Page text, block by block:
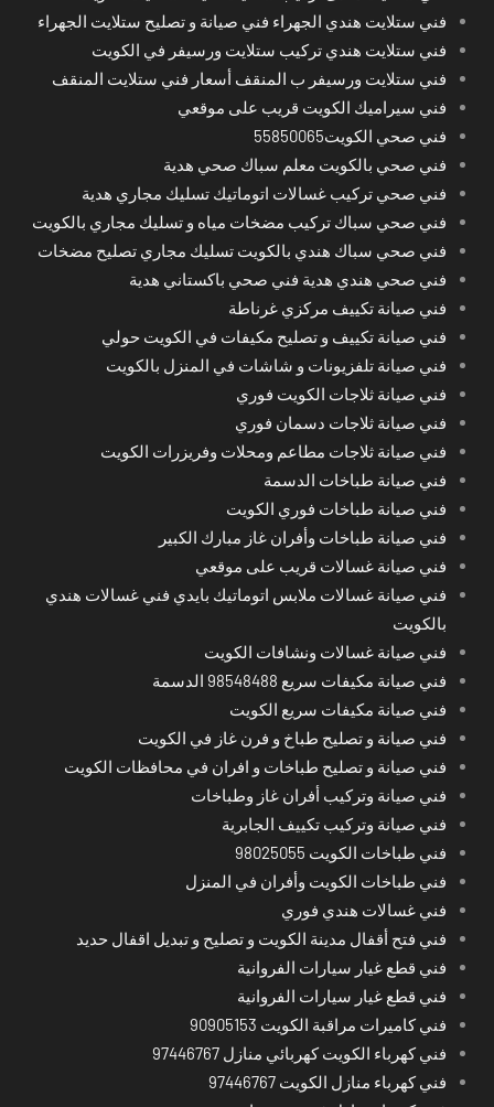
فني ستلايت هندي الجهراء فني صيانة و تصليح ستلايت الجهراء
فني ستلايت هندي تركيب ستلايت ورسيفر في الكويت
فني ستلايت ورسيفر ب المنقف أسعار فني ستلايت المنقف
فني سيراميك الكويت قريب على موقعي
فني صحي الكويت55850065
فني صحي بالكويت معلم سباك صحي هدية
فني صحي تركيب غسالات اتوماتيك تسليك مجاري هدية
فني صحي سباك تركيب مضخات مياه و تسليك مجاري بالكويت
فني صحي سباك هندي بالكويت تسليك مجاري تصليح مضخات
فني صحي هندي هدية فني صحي باكستاني هدية
فني صيانة تكييف مركزي غرناطة
فني صيانة تكييف و تصليح مكيفات في الكويت حولي
فني صيانة تلفزيونات و شاشات في المنزل بالكويت
فني صيانة ثلاجات الكويت فوري
فني صيانة ثلاجات دسمان فوري
فني صيانة ثلاجات مطاعم ومحلات وفريزرات الكويت
فني صيانة طباخات الدسمة
فني صيانة طباخات فوري الكويت
فني صيانة طباخات وأفران غاز مبارك الكبير
فني صيانة غسالات قريب على موقعي
فني صيانة غسالات ملابس اتوماتيك بايدي فني غسالات هندي
بالكويت
فني صيانة غسالات ونشافات الكويت
فني صيانة مكيفات سريع 98548488 الدسمة
فني صيانة مكيفات سريع الكويت
فني صيانة و تصليح طباخ و فرن غاز في الكويت
فني صيانة و تصليح طباخات و افران في محافظات الكويت
فني صيانة وتركيب أفران غاز وطباخات
فني صيانة وتركيب تكييف الجابرية
فني طباخات الكويت 98025055
فني طباخات الكويت وأفران في المنزل
فني غسالات هندي فوري
فني فتح أقفال مدينة الكويت و تصليح و تبديل اقفال حديد
فني قطع غيار سيارات الفروانية
فني قطع غيار سيارات الفروانية
فني كاميرات مراقبة الكويت 90905153
فني كهرباء الكويت كهربائي منازل 97446767
فني كهرباء منازل الكويت 97446767